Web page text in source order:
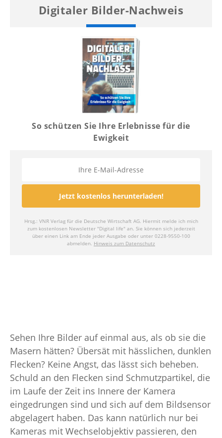
Sehen Ihre Bilder auf einmal aus, als ob sie die
Masern hätten? Übersät mit hässlichen, dunklen
Flecken? Keine Angst, das lässt sich beheben.
Schuld an den Flecken sind Schmutzpartikel, die
im Laufe der Zeit ins Innere der Kamera
eingedrungen sind und sich auf dem Bildsensor
abgelagert haben. Das kann natürlich nur bei
Kameras mit Wechselobjektiv passieren, den